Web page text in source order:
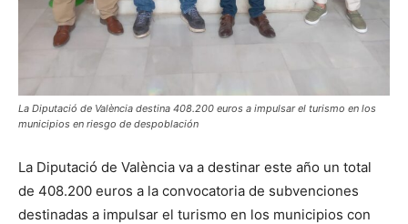
La Diputació de València destina 408.200 euros a impulsar el turismo en los
municipios en riesgo de despoblación
La Diputació de València va a destinar este año un total
de 408.200 euros a la convocatoria de subvenciones
destinadas a impulsar el turismo en los municipios con